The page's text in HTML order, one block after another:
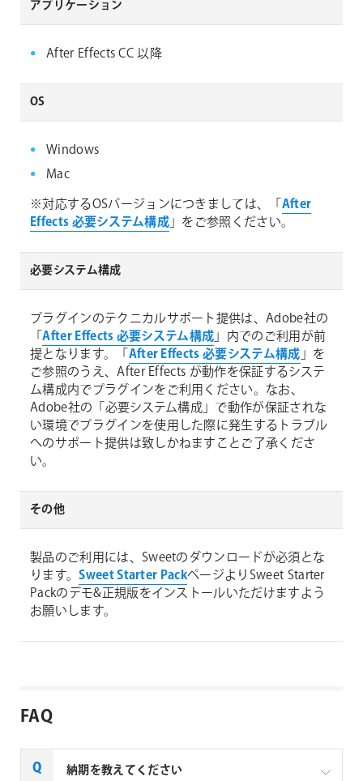
アプリケーション
After Effects CC 以降
OS
Windows
Mac
※対応するOSバージョンにつきましては、「 After
Effects 必要システム構成」をご参照ください。
必要システム構成
プラグインのテクニカルサポート提供は、Adobe社の
「After Effects 必要システム構成」内でのご利用が前
提となります。「 After Effects 必要システム構成」を
ご参照のうえ、After Effects が動作を保証するシステ
ム構成内でプラグインをご利用ください。なお、
Adobe社の「必要システム構成」で動作が保証されな
い環境でプラグインを使用した際に発生するトラブル
へのサポート提供は致しかねますことご了承くださ
い。
その他
製品のご利用には、Sweetのダウンロードが必須とな
ります。Sweet Starter PackページよりSweet Starter
Packのデモ&正規版をインストールいただけますよう
お願いします。
FAQ
納期を教えてください